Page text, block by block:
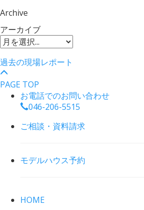
Archive
アーカイブ
過去の現場レポート
PAGE TOP
お電話でのお問い合わせ
046-206-5515
ご相談・資料請求
モデルハウス予約
HOME